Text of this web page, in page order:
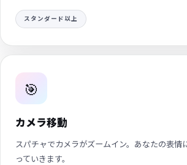
スタンダード以上
🎯
カメラ移動
スパチャでカメラがズームイン。あなたの表情
っていきます。